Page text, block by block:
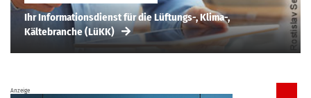
Ihr Informationsdienst für die Lüftungs-, Klima-,
Kältebranche (LüKK)
Anzeige